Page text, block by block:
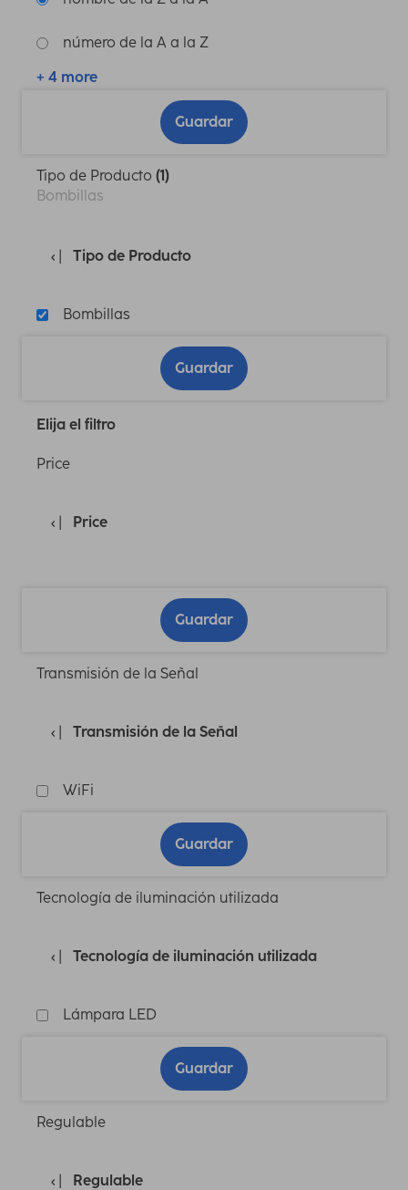
número de la A a la Z
+ 4 more
Guardar
Tipo de Producto (1)
Bombillas
Tipo de Producto
Bombillas
Guardar
Elija el filtro
Price
Price
Guardar
Transmisión de la Señal
Transmisión de la Señal
WiFi
Guardar
Tecnología de iluminación utilizada
Tecnología de iluminación utilizada
Lámpara LED
Guardar
Regulable
Regulable